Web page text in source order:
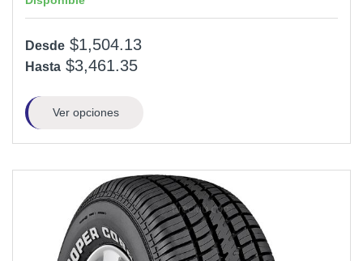
Desde $1,504.13
Hasta $3,461.35
Ver opciones